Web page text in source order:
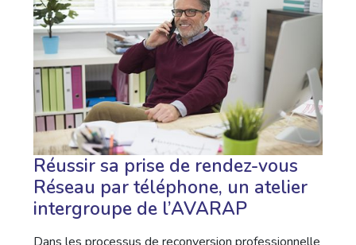
Réussir sa prise de rendez-vous
Réseau par téléphone, un atelier
intergroupe de l’AVARAP